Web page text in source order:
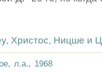
Христос, Ницше и
, л.а., 1968